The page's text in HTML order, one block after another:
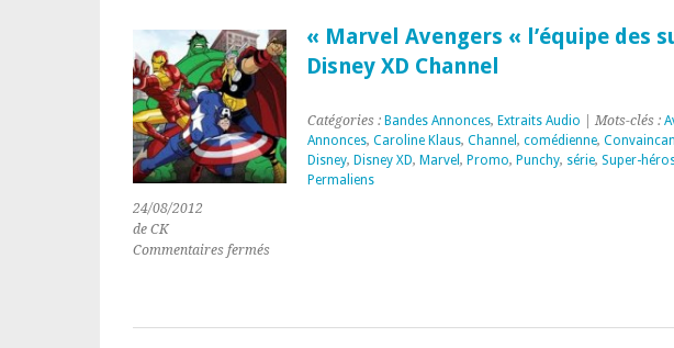
« Let
go »
Avril
Lavigne
sur
Europe
2
24/08/2012
de CK
Commentaires ferméssur
des
« Marvel Avengers « l’équipe des
Disney XD Channel
Catégories : Bandes Annonces, Extraits Audio | Mots-clés :
Annonces, Caroline Klaus, Channel , comédienne,
Disney, Disney XD, Marvel , Promo, Punchy, série, Super-
Permaliens